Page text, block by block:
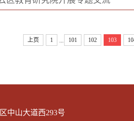
上页 1 ... 101 102 103
中山大道西293号